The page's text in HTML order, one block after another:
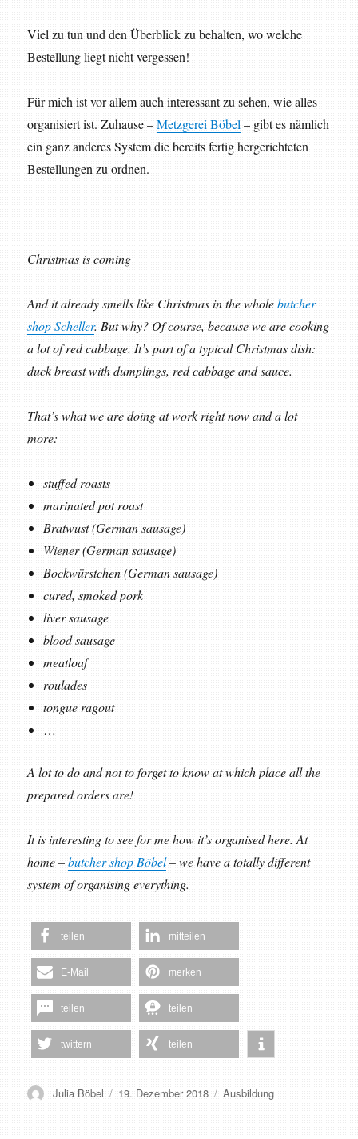
Viel zu tun und den Überblick zu behalten, wo welche
Bestellung liegt nicht vergessen!
Für mich ist vor allem auch interessant zu sehen, wie alles
organisiert ist. Zuhause –Metzgerei Böbel – gibt es nämlich
ein ganz anderes System die bereits fertig hergerichteten
Bestellungen zu ordnen.
Christmas is coming
And it already smells like Christmas in the wholebutcher
shop Scheller. But why? Of course, because we are cooking
a lot of red cabbage. It’s part of a typical Christmas dish:
duck breast with dumplings, red cabbage and sauce.
That’s what we are doing at work right now and a lot
more:
stuffed roasts
marinated pot roast
Bratwust (German sausage)
Wiener (German sausage)
Bockwürstchen (German sausage)
cured, smoked pork
liver sausage
blood sausage
meatloaf
roulades
tongue ragout
…
A lot to do and not to forget to know at which place all the
prepared orders are!
It is interesting to see for me how it’s organised here. At
home –butcher shop Böbel– we have a totally different
system of organising everything.
teilen mitteilen
E-Mail merken
teilen teilen
twittern teilen
Autor
Julia Böbel
Veröffentlicht
19. Dezember 2018 Schlagwörter
Ausbildung